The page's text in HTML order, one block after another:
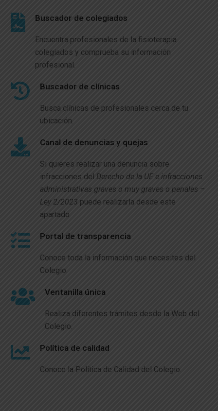
Buscador de colegiados
Encuentra profesionales de la fisioterapia
colegiados y comprueba su información
profesional.
Buscador de clínicas
Busca clínicas de profesionales cerca de tu
ubicación.
Canal de denuncias y quejas
Si quieres realizar una denuncia sobre
infracciones del Derecho de la UE e infracciones
administrativas graves o muy graves o penales –
Ley 2/2023 puede realizarla desde este
apartado
Portal de transparencia
Conoce toda la información que necesites del
Colegio.
Ventanilla única
Realiza diferentes trámites desde la Web del
Colegio.
Política de calidad
Conoce la Política de Calidad del Colegio.